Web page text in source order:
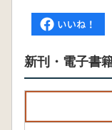
新刊・電子書